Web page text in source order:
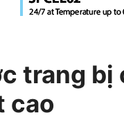
trang bị
cao